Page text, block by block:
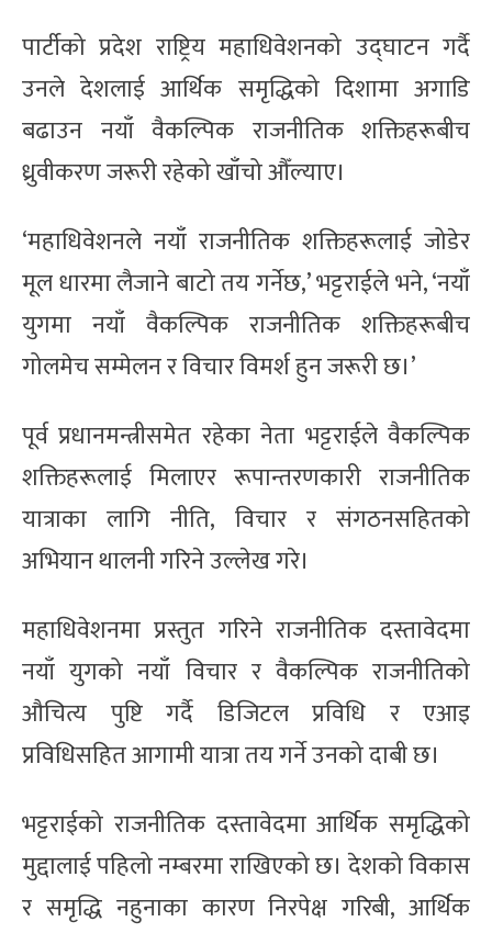
पार्टीको प्रदेश राष्ट्रिय महाधिवेशनको उद्घाटन गर्दै
उनले देशलाई आर्थिक समृद्धिको दिशामा अगाडि
बढाउन नयाँ वैकल्पिक राजनीतिक शक्तिहरूबीच
ध्रुवीकरण जरूरी रहेको खाँचो औँल्याए।
‘महाधिवेशनले नयाँ राजनीतिक शक्तिहरूलाई जोडेर
मूल धारमा लैजाने बाटो तय गर्नेछ,’ भट्टराईले भने, ‘नयाँ
युगमा नयाँ वैकल्पिक राजनीतिक शक्तिहरूबीच
गोलमेच सम्मेलन र विचार विमर्श हुन जरूरी छ।’
पूर्व प्रधानमन्त्रीसमेत रहेका नेता भट्टराईले वैकल्पिक
शक्तिहरूलाई मिलाएर रूपान्तरणकारी राजनीतिक
यात्राका लागि नीति, विचार र संगठनसहितको
अभियान थालनी गरिने उल्लेख गरे।
महाधिवेशनमा प्रस्तुत गरिने राजनीतिक दस्तावेदमा
नयाँ युगको नयाँ विचार र वैकल्पिक राजनीतिको
औचित्य पुष्टि गर्दै डिजिटल प्रविधि र एआइ
प्रविधिसहित आगामी यात्रा तय गर्ने उनको दाबी छ।
भट्टराईको राजनीतिक दस्तावेदमा आर्थिक समृद्धिको
मुद्दालाई पहिलो नम्बरमा राखिएको छ। देशको विकास
र समृद्धि नहुनाका कारण निरपेक्ष गरिबी, आर्थिक